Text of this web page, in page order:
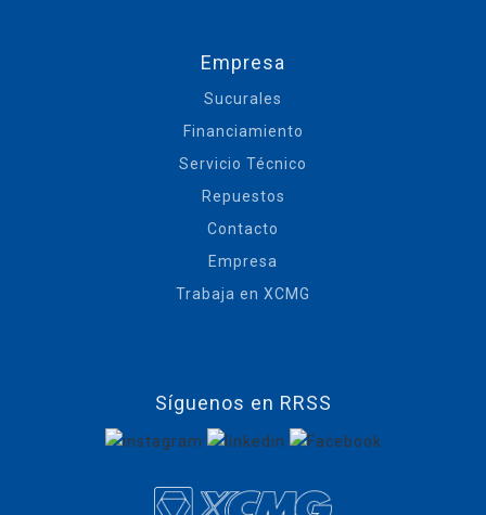
Empresa
Sucurales
Financiamiento
Servicio Técnico
Repuestos
Contacto
Empresa
Trabaja en XCMG
Síguenos en RRSS